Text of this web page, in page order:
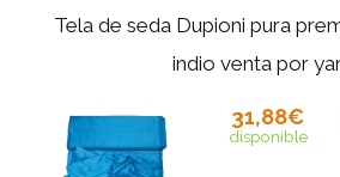
Tela de seda Dupioni pura
indio venta por
31,88€
disponible